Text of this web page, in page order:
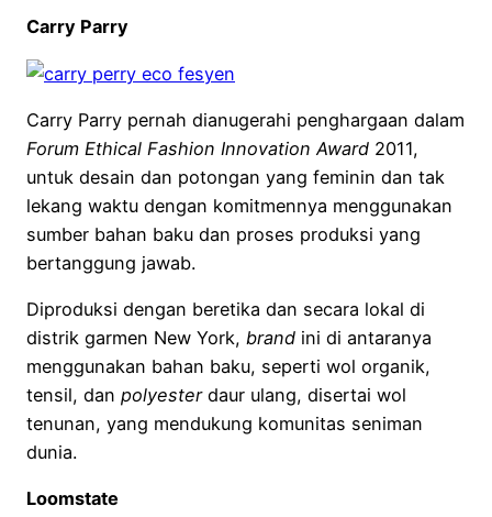
Carry Parry
Carry Parry pernah dianugerahi penghargaan dalam
Forum Ethical Fashion Innovation Award 2011,
untuk desain dan potongan yang feminin dan tak
lekang waktu dengan komitmennya menggunakan
sumber bahan baku dan proses produksi yang
bertanggung jawab.
Diproduksi dengan beretika dan secara lokal di
distrik garmen New York, brand ini di antaranya
menggunakan bahan baku, seperti wol organik,
tensil, dan polyesterdaur ulang, disertai wol
tenunan, yang mendukung komunitas seniman
dunia.
Loomstate